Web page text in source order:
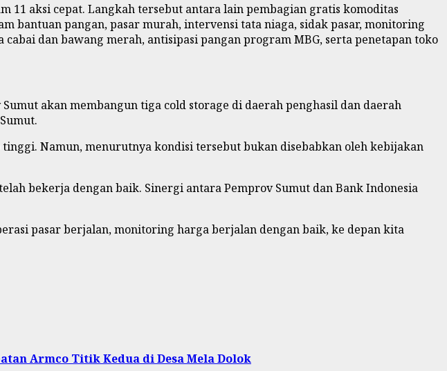
aksi cepat. Langkah tersebut antara lain pembagian gratis komoditas
bantuan pangan, pasar murah, intervensi tata niaga, sidak pasar, monitoring
dan bawang merah, antisipasi pangan program MBG, serta penetapan toko
akan membangun tiga cold storage di daerah penghasil dan daerah
Namun, menurutnya kondisi tersebut bukan disebabkan oleh kebijakan
bekerja dengan baik. Sinergi antara Pemprov Sumut dan Bank Indonesia
pasar berjalan, monitoring harga berjalan dengan baik, ke depan kita
Armco Titik Kedua di Desa Mela Dolok